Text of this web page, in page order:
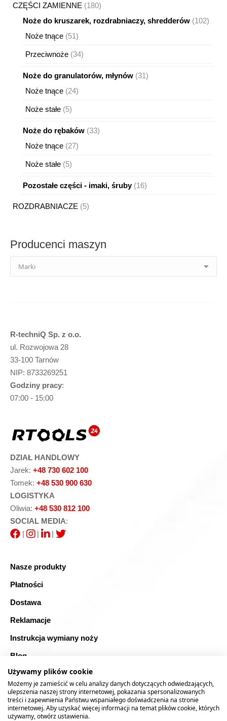
CZĘŚCI ZAMIENNE 180180
produktów
Noże do kruszarek, rozdrabniaczy, shredderów 102102
Noże tnące 5151
Przeciwnoże 3434
Noże do granulatorów, młynów 3131
Noże tnące 2424
Noże stałe 55
Noże do rębaków 3333
Noże tnące 2727
Noże stałe 55
Pozostałe części - imaki, śruby 1616
ROZDRABNIACZE
55
Producenci maszyn
R-techniQ Sp. z o.o.
ul. Rozwojowa 28
33-100 Tarnów
NIP: 8733269251
Godziny pracy:
07:00 - 15:00
DZIAŁ HANDLOWY
Jarek: +48 730 602 100
Tomek: +48 530 900 630
LOGISTYKA
Oliwia: +48 530 812 100
SOCIAL MEDIA:
|
| |
Nasze produkty
Płatności
Dostawa
Reklamacje
Instrukcja wymiany noży
Blog
FAQ
Bezpieczne zakupy
Mapa strony
Używamy plików cookie
Możemy je zamieścić w celu analizy danych dotyczących odwiedzających,
ulepszenia naszej strony internetowej, pokazania spersonalizowanych
treści i zapewnienia Państwu wspaniałego doświadczenia na stronie
internetowej. Aby uzyskać więcej informacji na temat plików cookie, których
używamy, otwórz ustawienia.